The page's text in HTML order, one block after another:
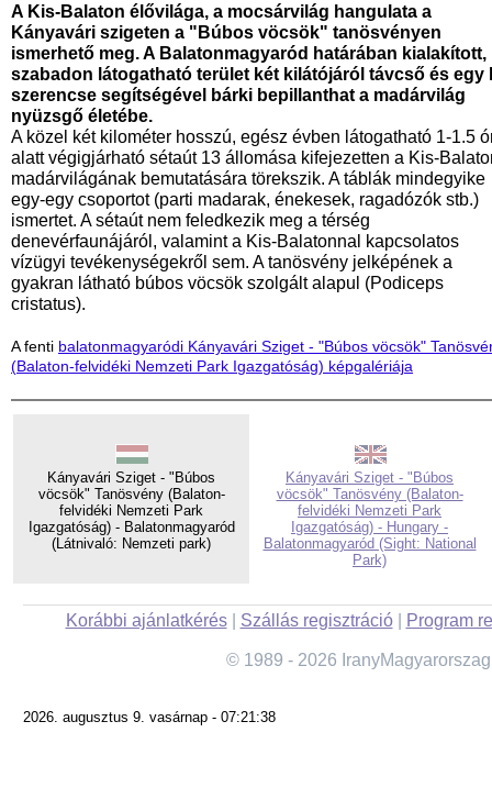
A Kis-Balaton élővilága, a mocsárvilág hangulata a
Kányavári szigeten a "Búbos vöcsök" tanösvényen
ismerhető meg. A Balatonmagyaród határában kialakított,
szabadon látogatható terület két kilátójáról távcső és egy
szerencse segítségével bárki bepillanthat a madárvilág
nyüzsgő életébe.
A közel két kilométer hosszú, egész évben látogatható 1-1.5
alatt végigjárható sétaút 13 állomása kifejezetten a Kis-
madárvilágának bemutatására törekszik. A táblák mindegyike
egy-egy csoportot (parti madarak, énekesek, ragadózók stb.)
ismertet. A sétaút nem feledkezik meg a térség
denevérfaunájáról, valamint a Kis-Balatonnal kapcsolatos
vízügyi tevékenységekről sem. A tanösvény jelképének a
gyakran látható búbos vöcsök szolgált alapul (Podiceps
cristatus).
A fenti balatonmagyaródi Kányavári Sziget - "Búbos vöcsök"
(Balaton-felvidéki Nemzeti Park Igazgatóság) képgalériája
Kányavári Sziget - "Búbos
vöcsök" Tanösvény (Balaton-
felvidéki Nemzeti Park
Igazgatóság) - Balatonmagyaród
(Látnivaló: Nemzeti park)
Kányavári Sziget - "Búbos
vöcsök" Tanösvény (Balaton-
felvidéki Nemzeti Park
Igazgatóság) - Hungary -
Balatonmagyaród (Sight: National
Park)
Korábbi ajánlatkérés| Szállás regisztráció| Program
© 1989 - 2026
2026. augusztus 9. vasárnap - 07:21:38